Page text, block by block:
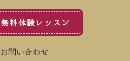
無料体験レッスン
お問い合わせ
アクセス お問い合わせ